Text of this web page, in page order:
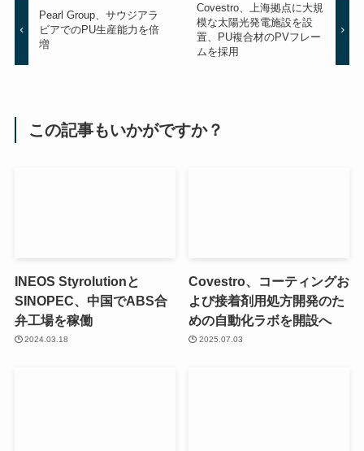
Pearl Group、サウジアラ
ビアでのPU生産能力を倍
増
Covestro、上海拠点に大規
模な太陽光発電施設を設
置、PU複合材のPVフレー
ムを採用
この記事もいかがですか？
INEOS Styrolutionと
SINOPEC、中国でABS合
弁工場を稼働
2024.03.18
Covestro、コーティングお
よび接着剤用処方開発のた
めの自動化ラボを開設へ
2025.07.03